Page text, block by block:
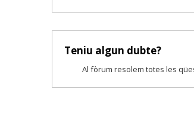
Teniu algun dubte?
Al fòrum resolem totes les